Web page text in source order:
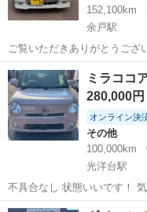
152,100km
余戸駅
ご覧いただきありがとうございます。 ◆タント
DET ◆片側パワースライドドア ◆エアコンの風は出るのですが調子が
悪いで
愛媛 松山市
ミラココ
280,000円
オンライン決
その他
100,000km
光洋台駅
不具合なし 状態いいです！
検なしです！プラスでつける
愛媛 松山市 光洋台駅